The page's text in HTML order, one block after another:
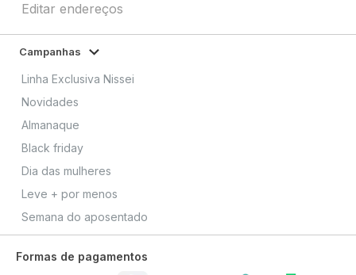
Editar endereços
Campanhas
Linha Exclusiva Nissei
Novidades
Almanaque
Black friday
Dia das mulheres
Leve + por menos
Semana do aposentado
Formas de pagamentos